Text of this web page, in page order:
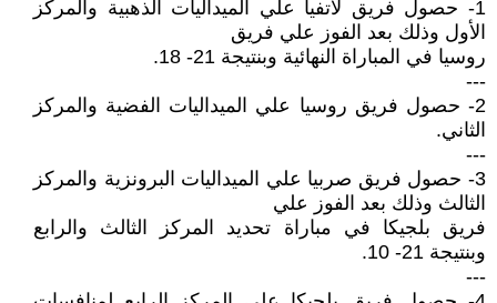
1- حصول فريق لاتفيا علي الميداليات الذهبية والمركز
الأول وذلك بعد الفوز علي فريق
روسيا في المباراة النهائية وبنتيجة 21- 18.
---
2- حصول فريق روسيا علي الميداليات الفضية والمركز
الثاني.
---
3- حصول فريق صربيا علي الميداليات البرونزية والمركز
الثالث وذلك بعد الفوز علي
فريق بلجيكا في مباراة تحديد المركز الثالث والرابع
وبنتيجة 21- 10.
---